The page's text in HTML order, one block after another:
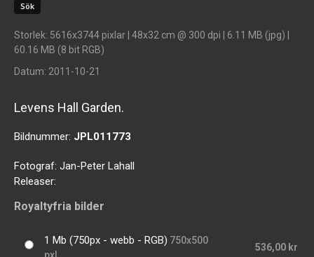
Storlek: 5616x3744 pixlar | 48x32 cm @ 300 dpi | 6.11 MB (jpg) |
60.16 MB (8 bit RGB)
Datum: 2011-10-21
Levens Hall Garden.
Bildnummer: JPL011773
Fotograf: Jan-Peter Lahall
Releaser:
Royaltyfria bilder
1 Mb (750px - webb - RGB) 750x500
536,00 kr